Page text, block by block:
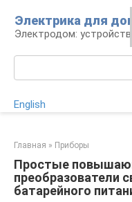
контенту
Электрика для
Электродом:
English
Главная » Приборы
Простые
преобразователи
батарейного